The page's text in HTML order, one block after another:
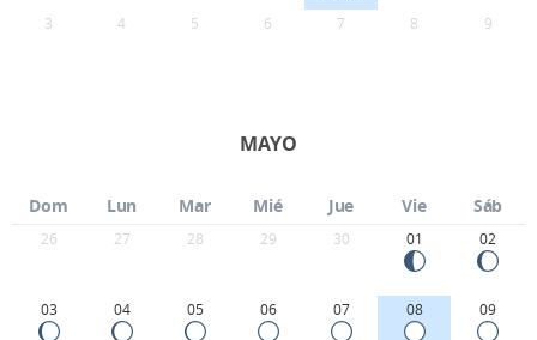
3 4 5 6 7 8 9
MAYO
Dom Lun Mar Mié Jue Vie Sáb
26 27 28 29 30 01 02
03 04 05 06 07 08 09